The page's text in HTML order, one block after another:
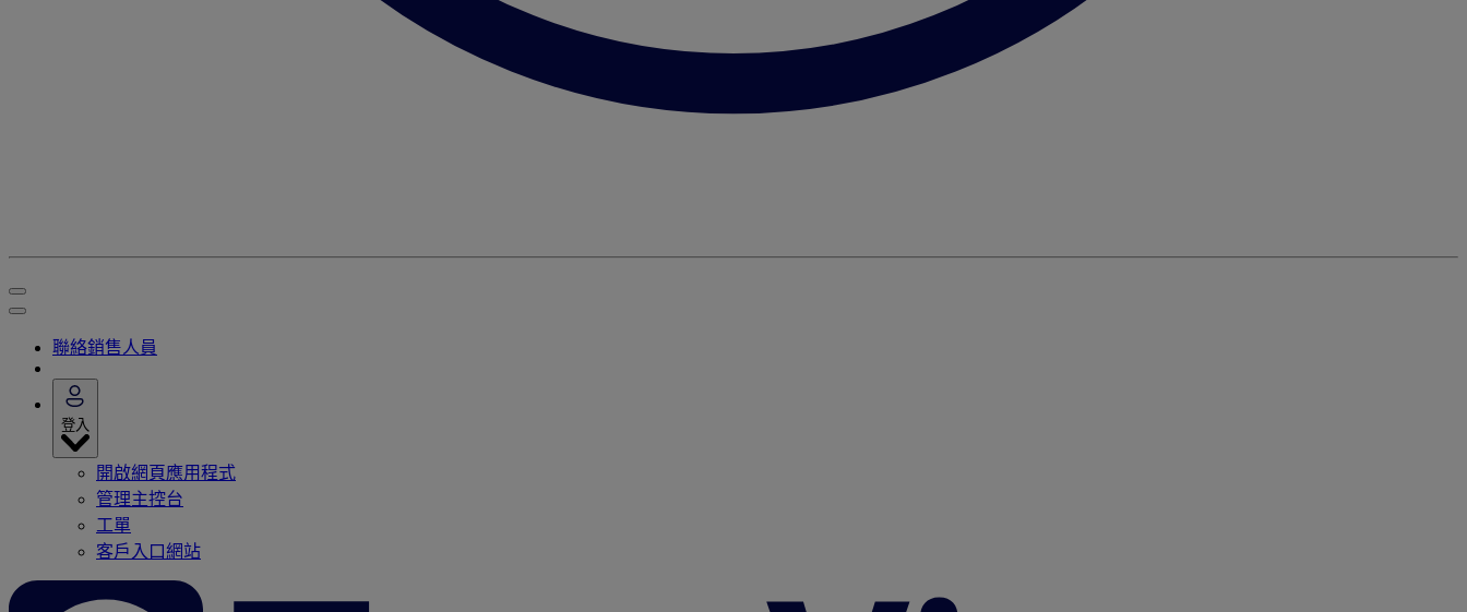
聯絡銷售人員
登入
開啟網頁應用程式
管理主控台
工單
客戶入口網站